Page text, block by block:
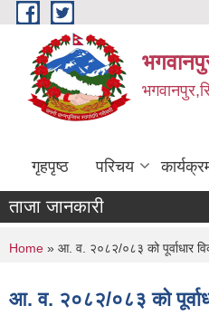
Skip to main content
गृहपृष्ठ परिचय
ताजा जानकारी
You are here
Home » आ. व. २०८२/०८३ को पूर्वाधार
आ. व. २०८२/०८३ को